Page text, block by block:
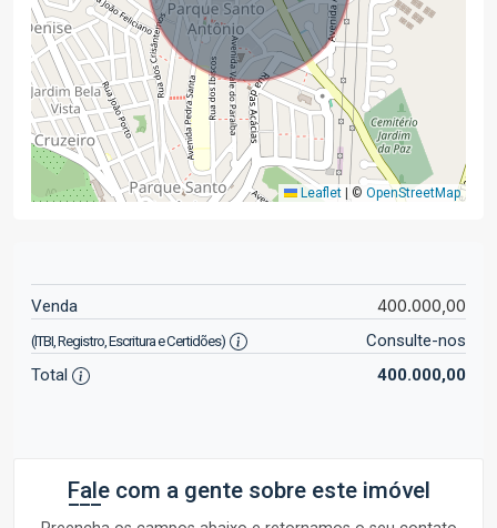
Leaflet © OpenStreetMap
Venda 400.000,00
(ITBI, Registro, Escritura e Certidões)
Consulte-nos
Total
400.000,00
Fale com a gente sobre este imóvel